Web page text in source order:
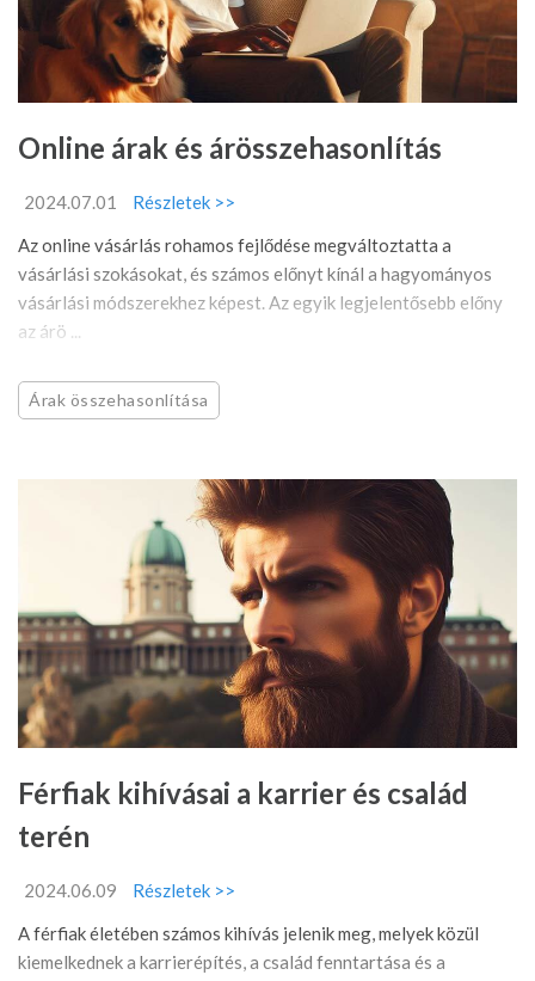
Online árak és árösszehasonlítás
2024.07.01
Részletek >>
Az online vásárlás rohamos fejlődése megváltoztatta a
vásárlási szokásokat, és számos előnyt kínál a hagyományos
vásárlási módszerekhez képest. Az egyik legjelentősebb előny
az árö ...
Árak összehasonlítása
Férfiak kihívásai a karrier és család
terén
2024.06.09
Részletek >>
A férfiak életében számos kihívás jelenik meg, melyek közül
kiemelkednek a karrierépítés, a család fenntartása és a